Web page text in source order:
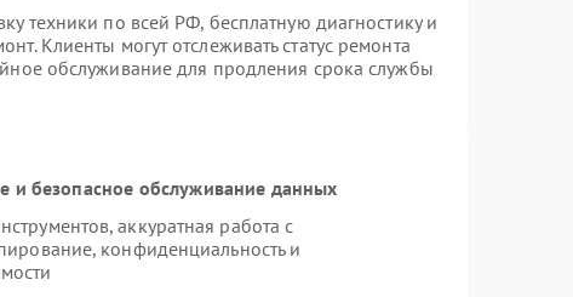
техники по всей РФ, бесплатную диагностику и
Клиенты могут отслеживать статус ремонта
обслуживание для продления срока службы
безопасное обслуживание данных
аккуратная работа с
конфиденциальность и